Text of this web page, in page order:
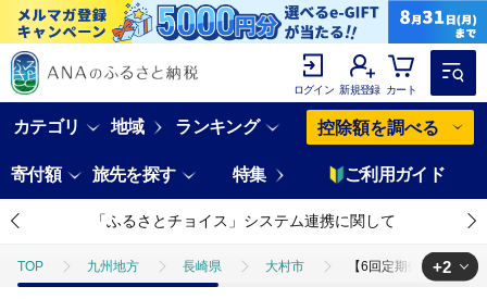
ログイン 新規登録 カート
カテゴリ 地域 ランキング 控除額を調べる
寄付額 旅先を探す 特集 ご利用ガイド
「ふるさとチョイス」システム連携に関して
TOP 九州地方 長崎県 大村市 【6回定期便】ちわた
+2